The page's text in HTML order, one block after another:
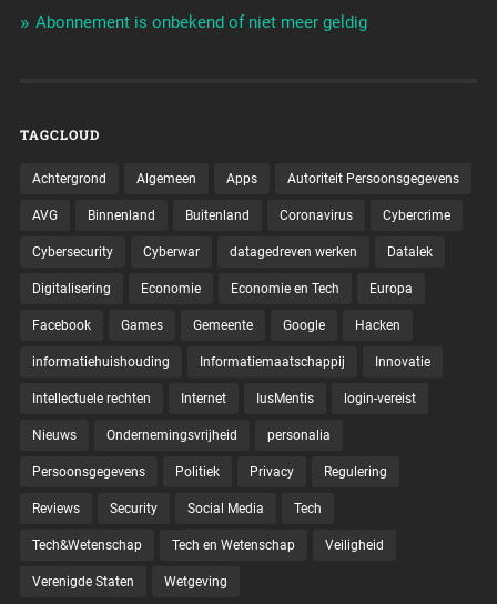
Abonnement is onbekend of niet meer geldig
TAGCLOUD
Achtergrond Algemeen Apps Autoriteit Persoonsgegevens
AVG Binnenland Buitenland Coronavirus Cybercrime
Cybersecurity Cyberwar datagedreven werken Datalek
Digitalisering Economie Economie en Tech Europa
Facebook Games Gemeente Google Hacken
informatiehuishouding Informatiemaatschappij Innovatie
Intellectuele rechten Internet IusMentis login-vereist
Nieuws Ondernemingsvrijheid personalia
Persoonsgegevens Politiek Privacy Regulering
Reviews Security Social Media Tech
Tech&Wetenschap Tech en Wetenschap Veiligheid
Verenigde Staten Wetgeving